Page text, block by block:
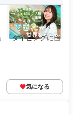
「タイピングに自
気になる